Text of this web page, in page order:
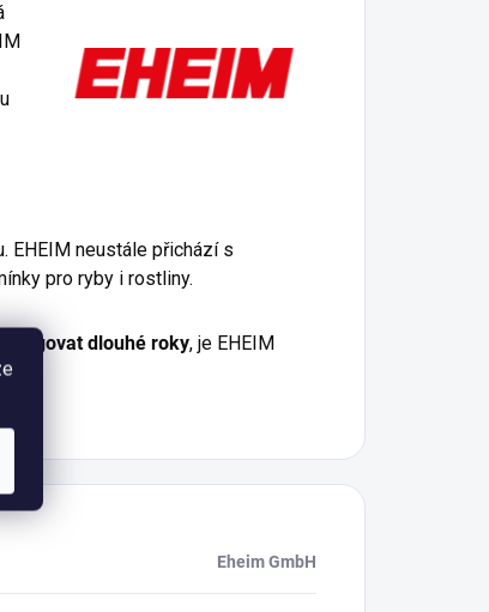
EHEIM neustále přichází s
pro ryby i rostliny.
fungovat dlouhé roky, je EHEIM
Eheim GmbH